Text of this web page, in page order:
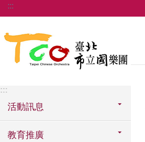
跳到主要內容區塊
:::
:::
活動訊息
教育推廣